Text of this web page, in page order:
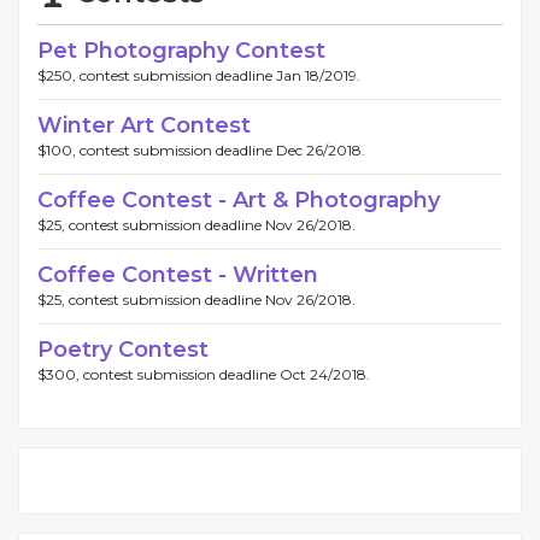
Pet Photography Contest
$250, contest submission deadline Jan 18/2019.
Winter Art Contest
$100, contest submission deadline Dec 26/2018.
Coffee Contest - Art & Photography
$25, contest submission deadline Nov 26/2018.
Coffee Contest - Written
$25, contest submission deadline Nov 26/2018.
Poetry Contest
$300, contest submission deadline Oct 24/2018.